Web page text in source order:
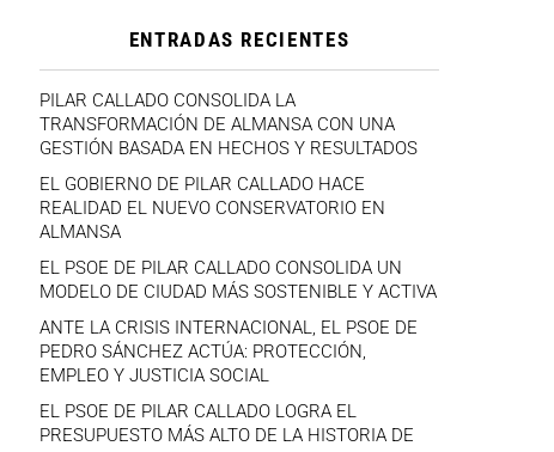
ENTRADAS RECIENTES
PILAR CALLADO CONSOLIDA LA
TRANSFORMACIÓN DE ALMANSA CON UNA
GESTIÓN BASADA EN HECHOS Y RESULTADOS
EL GOBIERNO DE PILAR CALLADO HACE
REALIDAD EL NUEVO CONSERVATORIO EN
ALMANSA
EL PSOE DE PILAR CALLADO CONSOLIDA UN
MODELO DE CIUDAD MÁS SOSTENIBLE Y ACTIVA
ANTE LA CRISIS INTERNACIONAL, EL PSOE DE
PEDRO SÁNCHEZ ACTÚA: PROTECCIÓN,
EMPLEO Y JUSTICIA SOCIAL
EL PSOE DE PILAR CALLADO LOGRA EL
PRESUPUESTO MÁS ALTO DE LA HISTORIA DE